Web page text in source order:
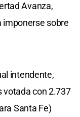
Avanza,
imponerse sobre
intendente,
votada con 2.737
Santa Fe)